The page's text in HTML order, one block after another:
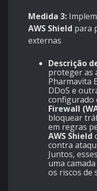
Medida 3:
AWS Shield para
externas
Descrição
proteger as
Pharmavita
DDoS e
configurado
Firewall
bloquear
em regras
AWS Shield
contra
Juntos,
uma
os riscos de